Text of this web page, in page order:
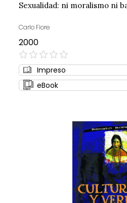
Sexualidad: ni moralismo ni
Carlo Fiore
2000
0%
Impreso
eBook